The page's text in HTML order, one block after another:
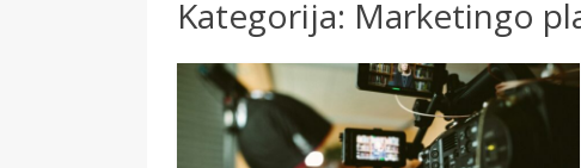
Kategorija: Marketingo